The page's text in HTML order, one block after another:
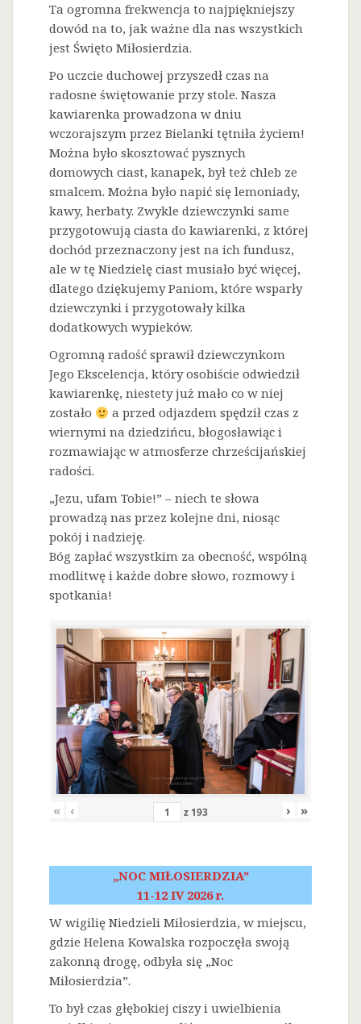
Ta ogromna frekwencja to najpiękniejszy
dowód na to, jak ważne dla nas wszystkich
jest Święto Miłosierdzia.
Po uczcie duchowej przyszedł czas na
radosne świętowanie przy stole. Nasza
kawiarenka prowadzona w dniu
wczorajszym przez Bielanki tętniła życiem!
Można było skosztować pysznych
domowych ciast, kanapek, był też chleb ze
smalcem. Można było napić się lemoniady,
kawy, herbaty. Zwykle dziewczynki same
przygotowują ciasta do kawiarenki, z której
dochód przeznaczony jest na ich fundusz,
ale w tę Niedzielę ciast musiało być więcej,
dlatego dziękujemy Paniom, które wsparły
dziewczynki i przygotowały kilka
dodatkowych wypieków.
Ogromną radość sprawił dziewczynkom
Jego Ekscelencja, który osobiście odwiedził
kawiarenkę, niestety już mało co w niej
zostało
a przed odjazdem spędził czas z
wiernymi na dziedzińcu, błogosławiąc i
rozmawiając w atmosferze chrześcijańskiej
radości.
„Jezu, ufam Tobie!” – niech te słowa
prowadzą nas przez kolejne dni, niosąc
pokój i nadzieję.
Bóg zapłać wszystkim za obecność, wspólną
modlitwę i każde dobre słowo, rozmowy i
spotkania!
« ‹ z 193 › »
„NOC MIŁOSIERDZIA”
11-12 IV 2026 r.
W wigilię Niedzieli Miłosierdzia, w miejscu,
gdzie Helena Kowalska rozpoczęła swoją
zakonną drogę, odbyła się „Noc
Miłosierdzia”.
To był czas głębokiej ciszy i uwielbienia